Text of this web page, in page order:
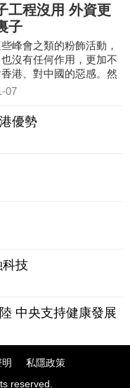
工程沒用 外資更
子
峰會之類的粉飾活動，
沒有任何作用，更加不
港、對中國的惡感。然
續有賺錢的機會，用不
07
優勢
技
中央支持健康發展
私隱政策
reserved.